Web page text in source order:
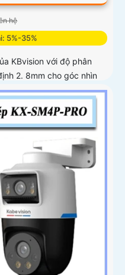
hệ
5%-35%
KBvision với độ phân
2. 8mm cho góc nhìn
điều khiển từ xa góc